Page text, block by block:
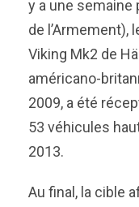
y a une semaine
de l’Armement),
Viking Mk2 de
américano-
2009, a été
53 véhicules
2013.
Au final, la cible